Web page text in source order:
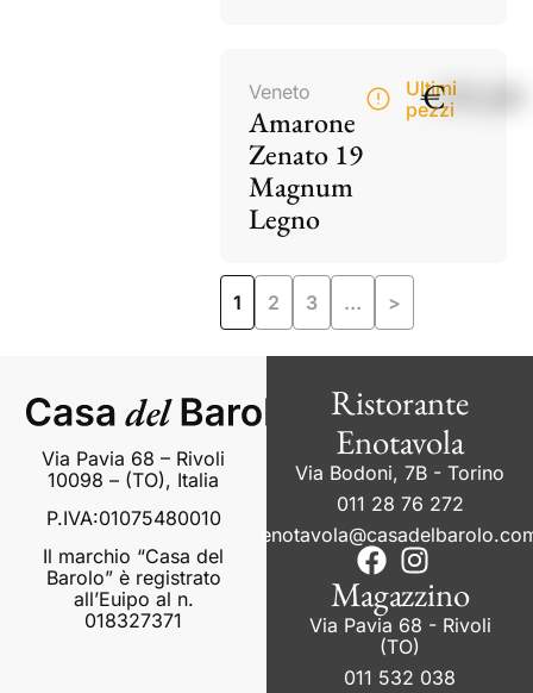
Veneto
Amarone
Zenato 19
Magnum
Legno
Ultimi
pezzi
€195,00
1 2 3 … >
Via Pavia 68 – Rivoli
10098 – (TO), Italia
P.IVA:01075480010
Il marchio “Casa del
Barolo” è registrato
all’Euipo al n.
018327371
Ristorante
Enotavola
Via Bodoni, 7B - Torino
011 28 76 272
Magazzino
Via Pavia 68 - Rivoli
(TO)
011 532 038